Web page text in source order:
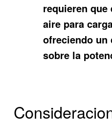
requieren
aire para
ofreciendo
sobre la